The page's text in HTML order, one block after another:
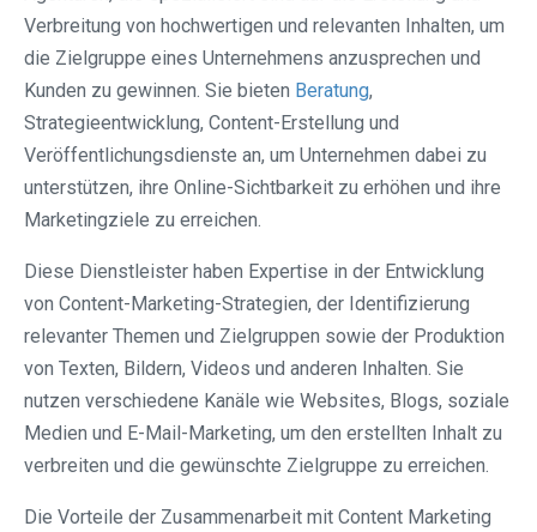
Verbreitung von hochwertigen und relevanten Inhalten, um
die Zielgruppe eines Unternehmens anzusprechen und
Kunden zu gewinnen. Sie bieten Beratung,
Strategieentwicklung, Content-Erstellung und
Veröffentlichungsdienste an, um Unternehmen dabei zu
unterstützen, ihre Online-Sichtbarkeit zu erhöhen und ihre
Marketingziele zu erreichen.
Diese Dienstleister haben Expertise in der Entwicklung
von Content-Marketing-Strategien, der Identifizierung
relevanter Themen und Zielgruppen sowie der Produktion
von Texten, Bildern, Videos und anderen Inhalten. Sie
nutzen verschiedene Kanäle wie Websites, Blogs, soziale
Medien und E-Mail-Marketing, um den erstellten Inhalt zu
verbreiten und die gewünschte Zielgruppe zu erreichen.
Die Vorteile der Zusammenarbeit mit Content Marketing